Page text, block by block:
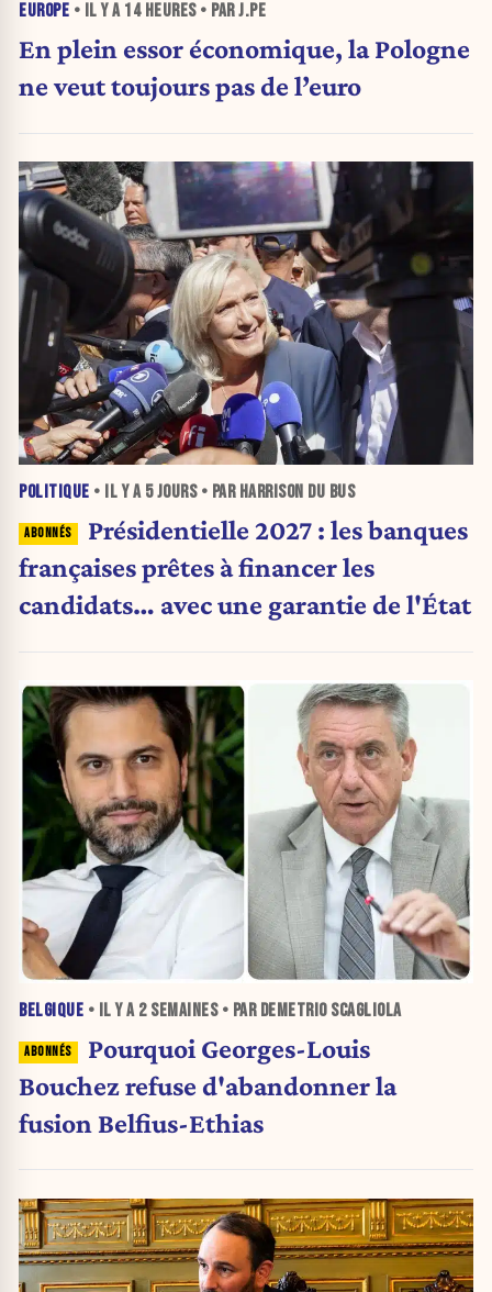
EUROPE • IL Y A 14 HEURES• PAR J.PE
En plein essor économique, la Pologne
ne veut toujours pas de l’euro
POLITIQUE • IL Y A 5 JOURS• PAR HARRISON DU BUS
Présidentielle 2027 : les banques
françaises prêtes à financer les
candidats… avec une garantie de l'État
BELGIQUE • IL Y A 2 SEMAINES• PAR DEMETRIO SCAGLIOLA
Pourquoi Georges-Louis
Bouchez refuse d'abandonner la
fusion Belfius-Ethias